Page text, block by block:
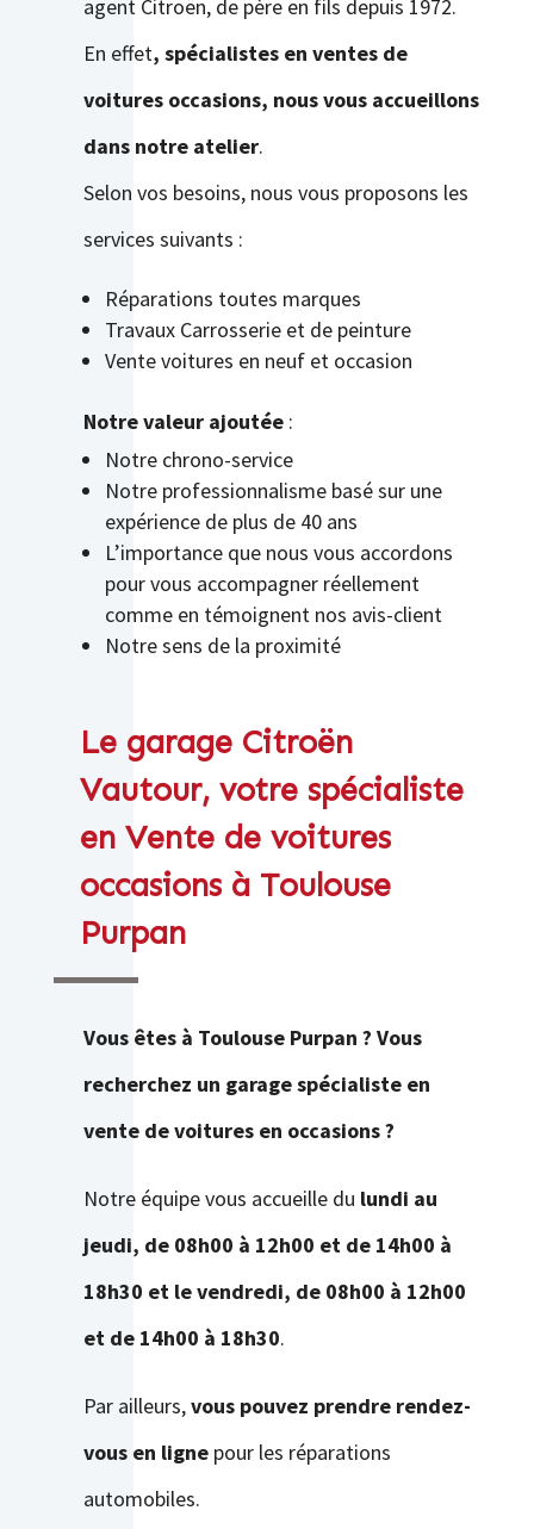
agent Citroën, de père en fils depuis 1972.
En effet, spécialistes en ventes de
voitures occasions, nous vous accueillons
dans notre atelier.
Selon vos besoins, nous vous proposons les
services suivants :
Réparations toutes marques
Travaux Carrosserie et de peinture
Vente voitures en neuf et occasion
Notre valeur ajoutée:
Notre chrono-service
Notre professionnalisme basé sur une
expérience de plus de 40 ans
L’importance que nous vous accordons
pour vous accompagner réellement
comme en témoignent nos avis-client
Notre sens de la proximité
Le garage Citroën
Vautour, votre spécialiste
en Vente de voitures
occasions à Toulouse
Purpan
Vous êtes à Toulouse Purpan ? Vous
recherchez un garage spécialiste en
vente de voitures en occasions ?
Notre équipe vous accueille du lundi au
jeudi, de 08h00 à 12h00 et de 14h00 à
18h30 et le vendredi, de 08h00 à 12h00
et de 14h00 à 18h30.
Par ailleurs,vous pouvez prendre rendez-
vous en lignepour les réparations
automobiles.